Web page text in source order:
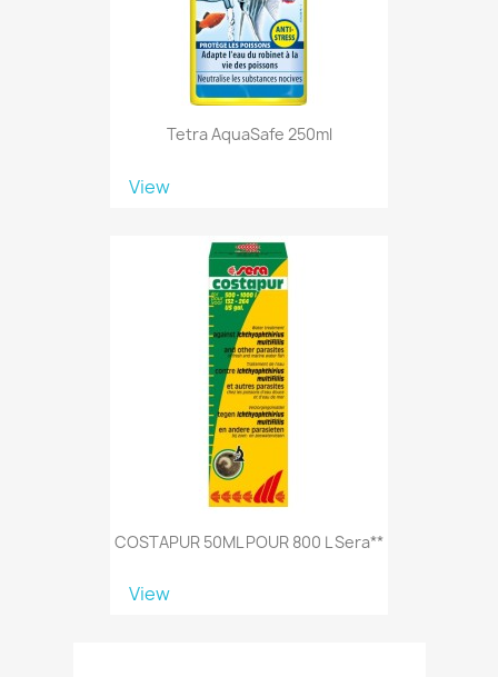
Tetra AquaSafe 250ml
View
COSTAPUR 50ML POUR 800 L Sera**
View